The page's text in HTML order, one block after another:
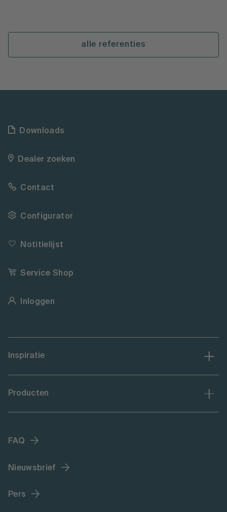
alle referenties
Downloads
Dealer zoeken
Contact
Configurator
Notitielijst
Service Shop
Inloggen
Inspiratie
Producten
FAQ
Nieuwsbrief
Pers